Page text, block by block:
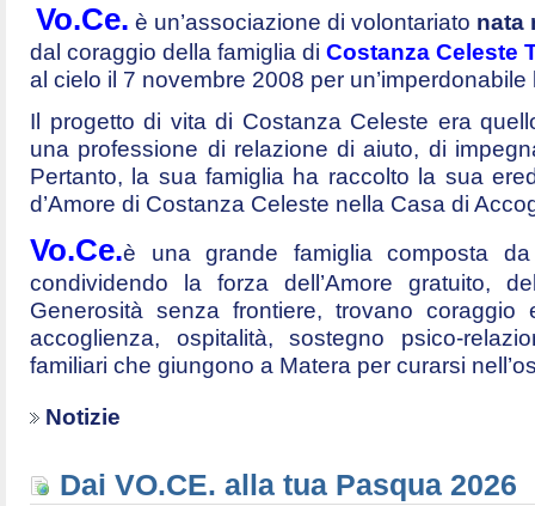
Vo.Ce. è un’associazione di volontariato nata
dal coraggio della famiglia di Costanza Celeste
al cielo il 7 novembre 2008 per
Il progetto di vita di Costanza Celeste era
una professione di relazione di aiuto, di
Pertanto, la sua famiglia ha raccolto la sua
d’Amore di Costanza Celeste nella Casa di
Vo.Ce.è una grande famiglia composta
condividendo la forza dell’Amore gratuito,
Generosità senza frontiere, trovano
accoglienza, ospitalità, sostegno psico-
familiari che giungono a Matera per curarsi
Notizie
Dai VO.CE. alla tua Pasqua 2026